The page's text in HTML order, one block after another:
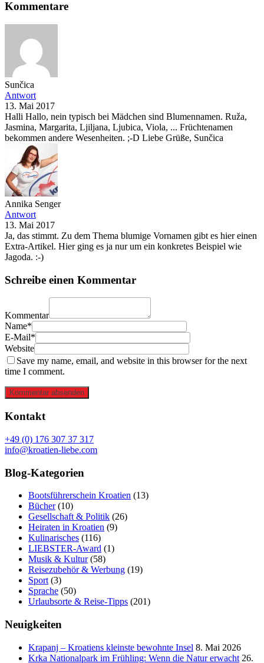
Kommentare
Sunčica
Antwort
13. Mai 2017
Halli Hallo, nein typisch bei Mädchen sind Blumennamen. Ruža,
Jasmina, Margarita, Ljiljana, Ljubica, Viola, ... Früchtenamen
bekommen andere Wesenheiten. ;-D Liebe Grüße, Sunčica
Annika Senger
Antwort
13. Mai 2017
Ja, das stimmt. Zu dem Thema blumige Vornamen gibt es hier einen
Extra-Artikel. Hier ging es ja nur um ein konkretes Beispiel wie
Jagoda. :-)
Schreibe einen Kommentar
Kommentar
Name*
E-Mail*
Website
Save my name, email, and website in this browser for the next
time I comment.
Kommentar absenden
Kontakt
+49 (0) 176 307 37 317
info@kroatien-liebe.com
Blog-Kategorien
Bootsführerschein Kroatien (13)
Bücher(10)
Gesellschaft & Politik (26)
Heiraten in Kroatien (9)
Kulinarisches (116)
LIEBSTER-Award (1)
Musik & Kultur(58)
Reisezubehör & Werbung (19)
Sport (3)
Sprache (50)
Urlaubsorte & Reise-Tipps (201)
Neuigkeiten
Krapanj – Kroatiens kleinste bewohnte Insel 8. Mai 2026
Krka Nationalpark im Frühling: Wenn die Natur erwacht 26.